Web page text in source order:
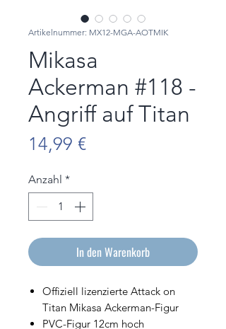
Artikelnummer: MX12-MGA-AOTMIK
Mikasa
Ackerman #118 -
Angriff auf Titan
14,99 €Preis
Anzahl *
In den Warenkorb
Offiziell lizenzierte Attack on
Titan Mikasa Ackerman-Figur
PVC-Figur 12cm hoch